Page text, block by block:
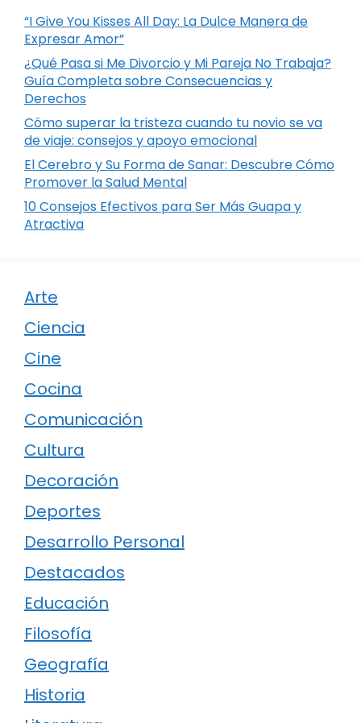
“I Give You Kisses All Day: La Dulce Manera de
Expresar Amor”
¿Qué Pasa si Me Divorcio y Mi Pareja No Trabaja?
Guía Completa sobre Consecuencias y
Derechos
Cómo superar la tristeza cuando tu novio se va
de viaje: consejos y apoyo emocional
El Cerebro y Su Forma de Sanar: Descubre Cómo
Promover la Salud Mental
10 Consejos Efectivos para Ser Más Guapa y
Atractiva
Arte
Ciencia
Cine
Cocina
Comunicación
Cultura
Decoración
Deportes
Desarrollo Personal
Destacados
Educación
Filosofía
Geografía
Historia